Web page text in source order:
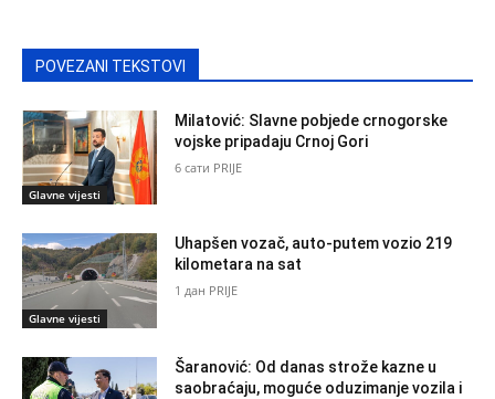
POVEZANI TEKSTOVI
Glavne vijesti
Milatović: Slavne pobjede crnogorske
vojske pripadaju Crnoj Gori
6 сати PRIJE
Glavne vijesti
Uhapšen vozač, auto-putem vozio 219
kilometara na sat
1 дан PRIJE
Šaranović: Od danas strože kazne u
saobraćaju, moguće oduzimanje vozila i